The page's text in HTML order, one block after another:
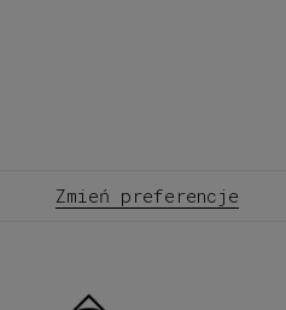
Zmień preferencje